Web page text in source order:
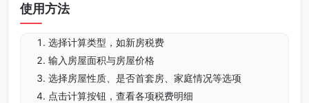
使用方法
选择计算类型，如新房税费
输入房屋面积与房屋价格
选择房屋性质、是否首套房、家庭情况等选项
点击计算按钮，查看各项税费明细